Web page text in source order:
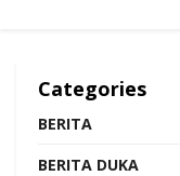
Categories
BERITA
BERITA DUKA